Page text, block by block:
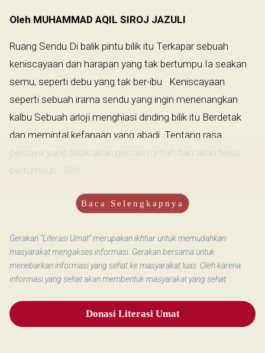
Oleh MUHAMMAD AQIL SIROJ JAZULI
Ruang Sendu Di balik pintu bilik itu Terkapar sebuah
keniscayaan dan harapan yang tak bertumpu Ia seakan
semu, seperti debu yang tak ber-ibu Keniscayaan
seperti sebuah irama sendu yang ingin menenangkan
kalbu Sebuah arloji menghiasi dinding bilik itu Berdetak
dan memintal kefanaan yang abadi Tentang rasa
percaya yang tidak akan pernah runtuh dan akan terus
bertumbuh Bilik...
Baca Selengkapnya
Gerakan “Literasi Umat” merupakan ikhtiar untuk memudahkan
masyarakat mengakses informasi. Gerakan bersama untuk
menebarkan informasi yang sehat ke masyarakat luas. Oleh karena
informasi yang sehat akan membentuk masyarakat yang sehat.
Donasi Literasi Umat